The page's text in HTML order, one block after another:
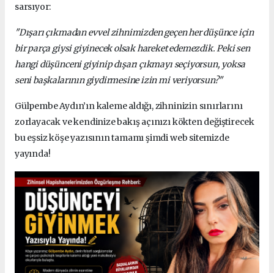
sarsıyor:
"Dışarı çıkmadan evvel zihnimizden geçen her düşünce için
bir parça giysi giyinecek olsak hareket edemezdik. Peki sen
hangi düşünceni giyinip dışarı çıkmayı seçiyorsun, yoksa
seni başkalarının giydirmesine izin mi veriyorsun?"
Gülpembe Aydın’ın kaleme aldığı, zihninizin sınırlarını
zorlayacak ve kendinize bakış açınızı kökten değiştirecek
bu eşsiz köşe yazısının tamamı şimdi web sitemizde
yayında!